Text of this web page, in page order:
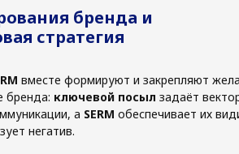
вместе формируют и закрепляют
бренда: ключевой посыл задаёт
а SERM обеспечивает их
негатив.
бренда и
стратегия
быть как удаление
так и удаление ее из
Важно что данная